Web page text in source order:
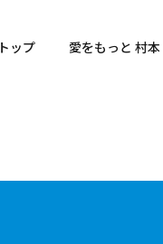
トップ 愛をもっと 村本